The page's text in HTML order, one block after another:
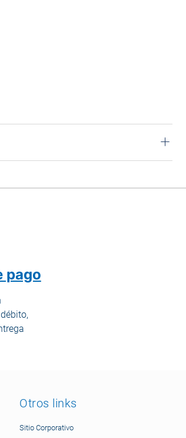
pago
Otros links
Sitio Corporativo